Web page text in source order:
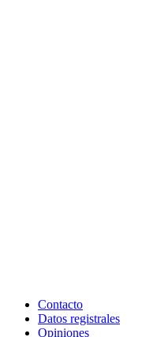
Contacto
Datos registrales
Opiniones